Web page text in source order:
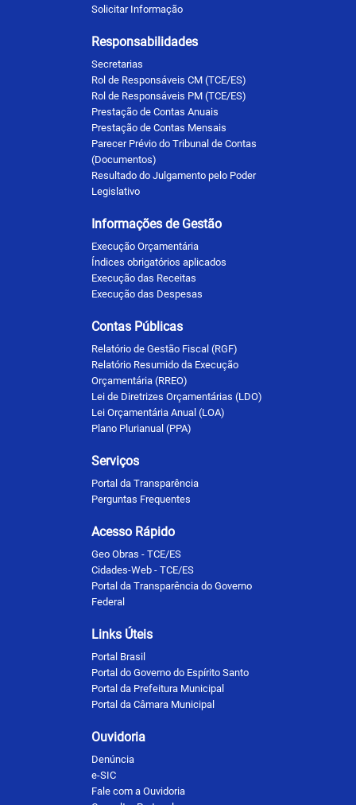
Solicitar Informação
Responsabilidades
Secretarias
Rol de Responsáveis CM (TCE/ES)
Rol de Responsáveis PM (TCE/ES)
Prestação de Contas Anuais
Prestação de Contas Mensais
Parecer Prévio do Tribunal de Contas
(Documentos)
Resultado do Julgamento pelo Poder
Legislativo
Informações de Gestão
Execução Orçamentária
Índices obrigatórios aplicados
Execução das Receitas
Execução das Despesas
Contas Públicas
Relatório de Gestão Fiscal (RGF)
Relatório Resumido da Execução
Orçamentária (RREO)
Lei de Diretrizes Orçamentárias (LDO)
Lei Orçamentária Anual (LOA)
Plano Plurianual (PPA)
Serviços
Portal da Transparência
Perguntas Frequentes
Acesso Rápido
Geo Obras - TCE/ES
Cidades-Web - TCE/ES
Portal da Transparência do Governo
Federal
Links Úteis
Portal Brasil
Portal do Governo do Espírito Santo
Portal da Prefeitura Municipal
Portal da Câmara Municipal
Ouvidoria
Denúncia
e-SIC
Fale com a Ouvidoria